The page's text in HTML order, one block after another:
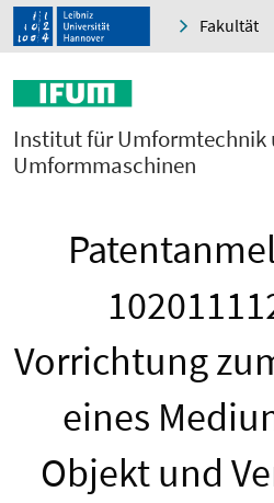
Fakultät
Institut für Umformtechnik
Umformmaschinen
Vorrichtung
eines
Objekt und